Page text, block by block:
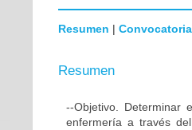
Resumen | Convocatoria
Resumen
--Objetivo. Determinar
enfermería a través